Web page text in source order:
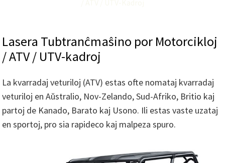
Lasera Tubtranĉmaŝino por Motorcikloj
/ ATV / UTV-kadroj
La kvarradaj veturiloj (ATV) estas ofte nomataj kvarradaj
veturiloj en Aŭstralio, Nov-Zelando, Sud-Afriko, Britio kaj
partoj de Kanado, Barato kaj Usono. Ili estas vaste uzataj
en sportoj, pro sia rapideco kaj malpeza spuro.